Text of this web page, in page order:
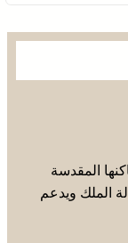
المقدسة
الملك ويدعم